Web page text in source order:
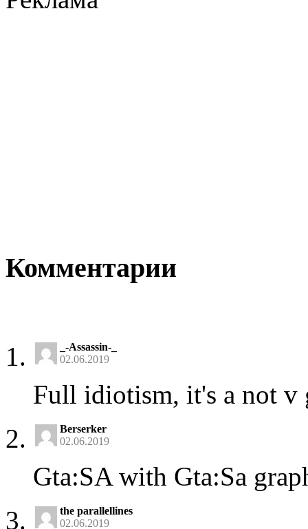
Комментарии
_-Assassin-_
02.06.2019
Full idiotism, it's a not v
Berserker
02.06.2019
Gta:SA with Gta:Sa
the parallellines
02.06.2019